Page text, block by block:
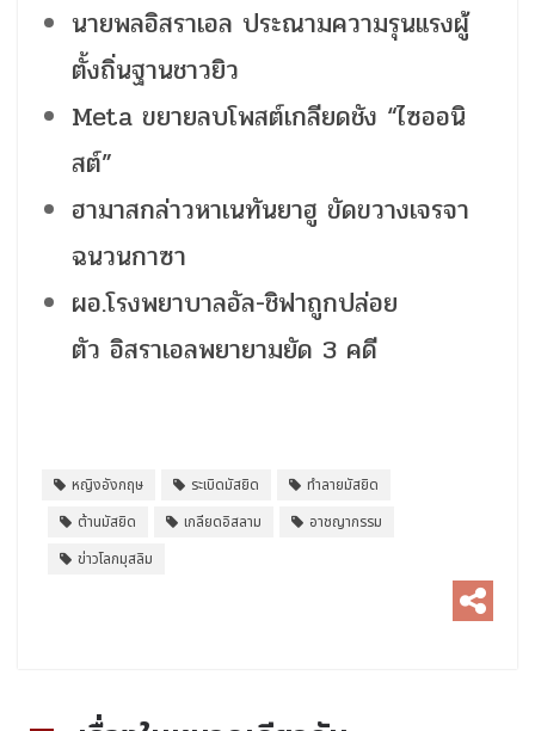
นายพลอิสราเอล ประณามความรุนแรงผู้
ตั้งถิ่นฐานชาวยิว
Meta ขยายลบโพสต์เกลียดชัง “ไซออนิ
สต์”
ฮามาสกล่าวหาเนทันยาฮู ขัดขวางเจรจา
ฉนวนกาซา
ผอ.โรงพยาบาลอัล-ชิฟาถูกปล่อย
ตัว อิสราเอลพยายามยัด 3 คดี
หญิงอังกฤษ ระเบิดมัสยิด
ทำลายมัสยิด
ต้านมัสยิด
เกลียดอิสลาม
อาชญากรรม
ข่าวโลกมุสลิม